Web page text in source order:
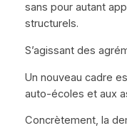
sans pour autant
structurels.
S’agissant des
Un nouveau cadre
auto-écoles et aux
Concrètement, la